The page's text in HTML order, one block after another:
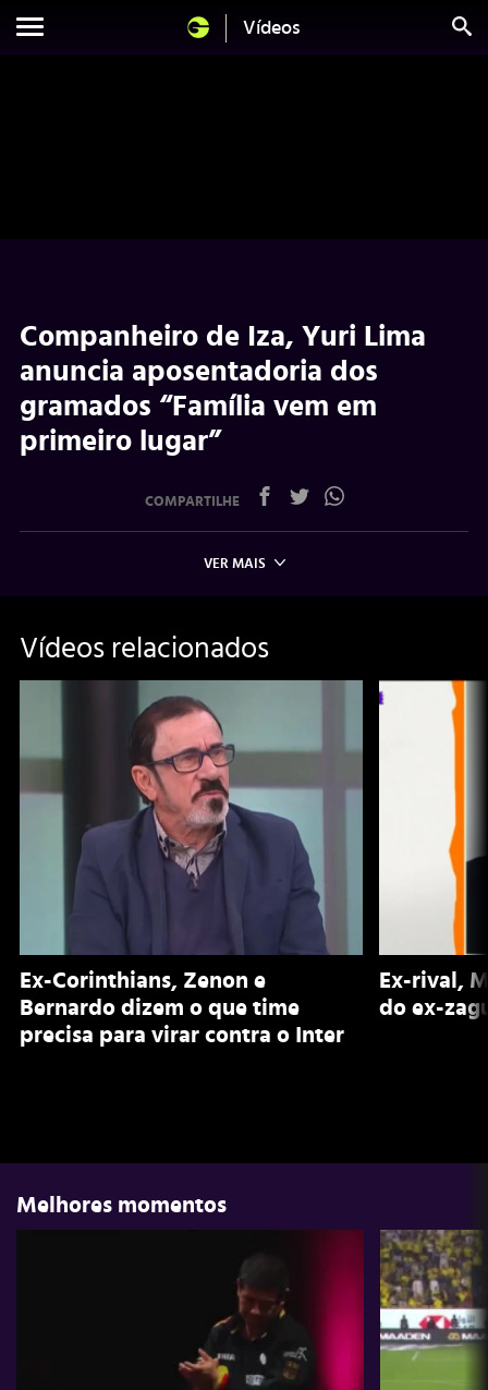
Vídeos
Companheiro de Iza, Yuri Lima
anuncia aposentadoria dos
gramados “Família vem em
primeiro lugar”
COMPARTILHE
VER MAIS
Vídeos relacionados
Ex-Corinthians, Zenon e
Bernardo dizem o que time
precisa para virar contra o Inter
Ex-rival,
do ex-
Melhores momentos